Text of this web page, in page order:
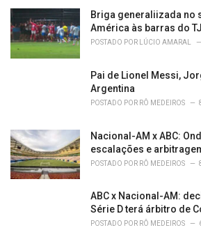
e
:
Briga generaliizada no
América às barras do
POSTADO POR LÚCIO AMARAL
Pai de Lionel Messi,
Argentina
POSTADO POR RÔ MEDEIROS
Nacional-AM x ABC:
escalações e
POSTADO POR RÔ MEDEIROS
ABC x Nacional-AM:
Série D terá árbitro de
POSTADO POR RÔ MEDEIROS